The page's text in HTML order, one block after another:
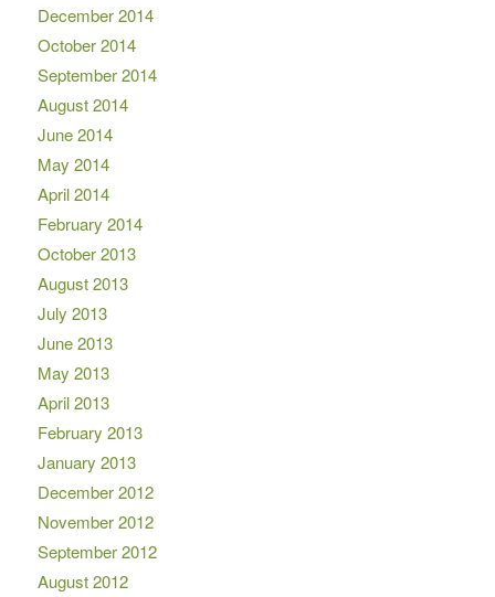
December 2014
October 2014
September 2014
August 2014
June 2014
May 2014
April 2014
February 2014
October 2013
August 2013
July 2013
June 2013
May 2013
April 2013
February 2013
January 2013
December 2012
November 2012
September 2012
August 2012